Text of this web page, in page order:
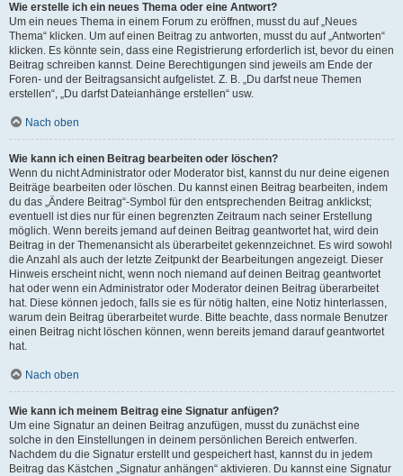
Wie erstelle ich ein neues Thema oder eine Antwort?
Um ein neues Thema in einem Forum zu eröffnen, musst du auf „Neues
Thema“ klicken. Um auf einen Beitrag zu antworten, musst du auf „Antworten“
klicken. Es könnte sein, dass eine Registrierung erforderlich ist, bevor du einen
Beitrag schreiben kannst. Deine Berechtigungen sind jeweils am Ende der
Foren- und der Beitragsansicht aufgelistet. Z. B. „Du darfst neue Themen
erstellen“, „Du darfst Dateianhänge erstellen“ usw.
Nach oben
Wie kann ich einen Beitrag bearbeiten oder löschen?
Wenn du nicht Administrator oder Moderator bist, kannst du nur deine eigenen
Beiträge bearbeiten oder löschen. Du kannst einen Beitrag bearbeiten, indem
du das „Ändere Beitrag“-Symbol für den entsprechenden Beitrag anklickst;
eventuell ist dies nur für einen begrenzten Zeitraum nach seiner Erstellung
möglich. Wenn bereits jemand auf deinen Beitrag geantwortet hat, wird dein
Beitrag in der Themenansicht als überarbeitet gekennzeichnet. Es wird sowohl
die Anzahl als auch der letzte Zeitpunkt der Bearbeitungen angezeigt. Dieser
Hinweis erscheint nicht, wenn noch niemand auf deinen Beitrag geantwortet
hat oder wenn ein Administrator oder Moderator deinen Beitrag überarbeitet
hat. Diese können jedoch, falls sie es für nötig halten, eine Notiz hinterlassen,
warum dein Beitrag überarbeitet wurde. Bitte beachte, dass normale Benutzer
einen Beitrag nicht löschen können, wenn bereits jemand darauf geantwortet
hat.
Nach oben
Wie kann ich meinem Beitrag eine Signatur anfügen?
Um eine Signatur an deinen Beitrag anzufügen, musst du zunächst eine
solche in den Einstellungen in deinem persönlichen Bereich entwerfen.
Nachdem du die Signatur erstellt und gespeichert hast, kannst du in jedem
Beitrag das Kästchen „Signatur anhängen“ aktivieren. Du kannst eine Signatur